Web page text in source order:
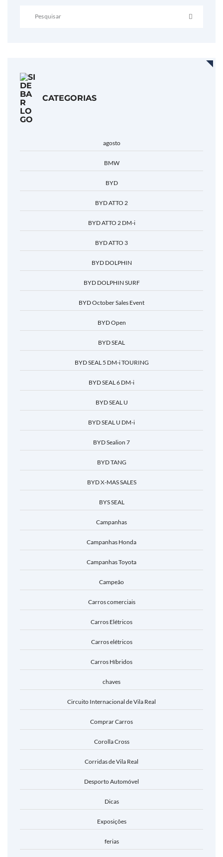
CATEGORIAS
agosto
BMW
BYD
BYD ATTO 2
BYD ATTO 2 DM-i
BYD ATTO 3
BYD DOLPHIN
BYD DOLPHIN SURF
BYD October Sales Event
BYD Open
BYD SEAL
BYD SEAL 5 DM-i TOURING
BYD SEAL 6 DM-i
BYD SEAL U
BYD SEAL U DM-i
BYD Sealion 7
BYD TANG
BYD X-MAS SALES
BYS SEAL
Campanhas
Campanhas Honda
Campanhas Toyota
Campeão
Carros comerciais
Carros Elétricos
Carros elétricos
Carros Híbridos
chaves
Circuito Internacional de Vila Real
Comprar Carros
Corolla Cross
Corridas de Vila Real
Desporto Automóvel
Dicas
Exposições
ferias